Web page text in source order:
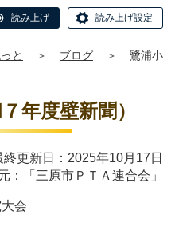
読み上げ 読み上げ設定
と ＞ ブログ ＞
鷺浦小
年度壁新聞）
更新日：2025年10月17日
：「 三原市ＰＴＡ連合会 」
会